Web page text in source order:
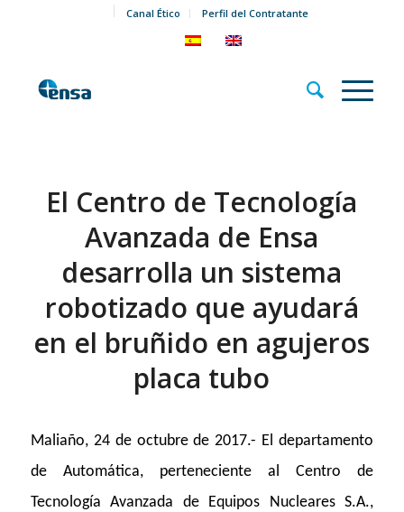
Canal Ético Perfil del Contratante
El Centro de Tecnología
Avanzada de Ensa
desarrolla un sistema
robotizado que ayudará
en el bruñido en agujeros
placa tubo
Maliaño, 24 de octubre de 2017.- El departamento
de Automática, perteneciente al Centro de
Tecnología Avanzada de Equipos Nucleares S.A.,